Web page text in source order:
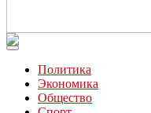
Читайте последние
Политика
Экономика
Общество